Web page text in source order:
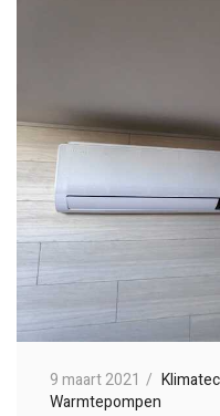
9 maart 2021
Warmtepompen